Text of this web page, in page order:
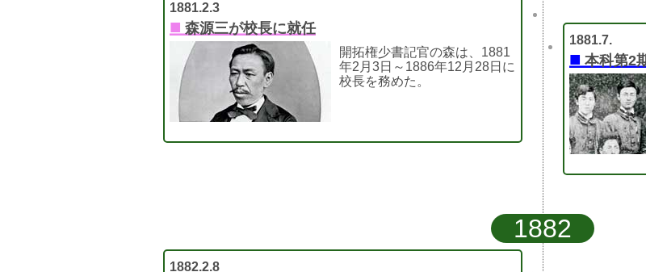
1881.2.3
■ 森源三が校長に就任
開拓権少書記官の森は、1881
年2月3日～1886年12月28日に
校長を務めた。
1881.7.
■ 本科第2
1882
1882.2.8